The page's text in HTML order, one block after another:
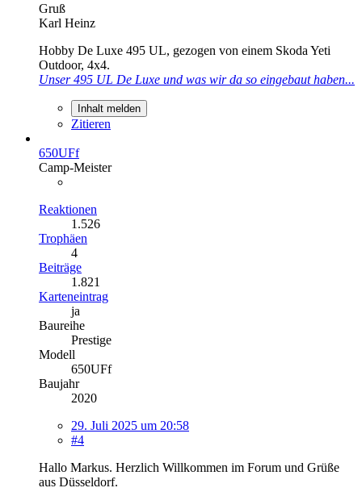
Gruß
Karl Heinz
Hobby De Luxe 495 UL, gezogen von einem Skoda Yeti
Outdoor, 4x4.
Unser 495 UL De Luxe und was wir da so eingebaut haben...
Inhalt melden
Zitieren
650UFf
Camp-Meister
Reaktionen
1.526
Trophäen
4
Beiträge
1.821
Karteneintrag
ja
Baureihe
Prestige
Modell
650UFf
Baujahr
2020
29. Juli 2025 um 20:58
#4
Hallo Markus. Herzlich Willkommen im Forum und Grüße
aus Düsseldorf.